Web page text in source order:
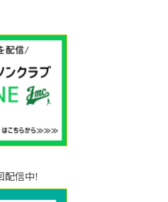
信中！